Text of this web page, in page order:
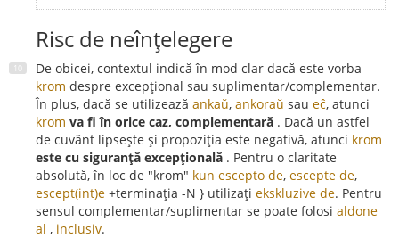
Risc de neînțelegere
De obicei, contextul indică în mod clar dacă este vorba
krom despre excepțional sau suplimentar/complementar.
În plus, dacă se utilizează ankaŭ, ankoraŭ sau eĉ, atunci
krom va fi în orice caz, complementară . Dacă un astfel
de cuvânt lipsește și propoziția este negativă, atunci krom
este cu siguranță excepțională . Pentru o claritate
absolută, în loc de "krom" kun escepto de, escepte de,
escept(int)e +terminația -N } utilizați ekskluzive de. Pentru
sensul complementar/suplimentar se poate folosi aldone
al , inclusiv.